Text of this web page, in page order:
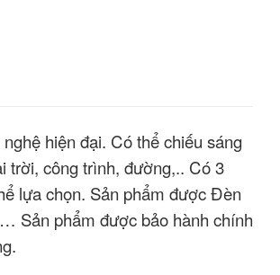
hiện đại. Có thể chiếu sáng
trời, công trình, đường,.. Có 3
lựa chọn. Sản phẩm được Đèn
Sản phẩm được bảo hành chính